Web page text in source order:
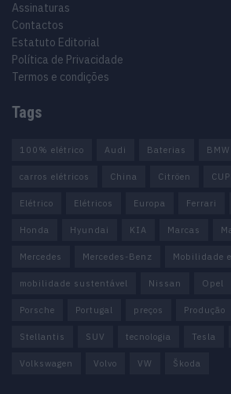
Assinaturas
Contactos
Estatuto Editorial
Política de Privacidade
Termos e condições
Tags
100% elétrico Audi Baterias BMW
carros elétricos China Citröen
Elétrico Elétricos Europa Ferrari
Honda Hyundai KIA Marcas
Mercedes Mercedes-Benz Mobilidade
mobilidade sustentável Nissan Opel
Porsche Portugal preços Produção
Stellantis SUV tecnologia Tesla
Volkswagen Volvo VW Škoda